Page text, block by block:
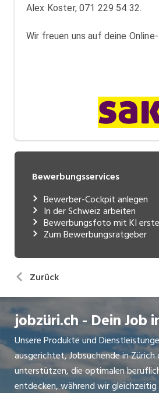
Alex Koster, 071 229 54 32.
Wir freuen uns auf deine
Bewerbungsservices
Bewerber-Cockpit anlegen
In der Schweiz arbeiten
Bewerbungsfoto mit KI
Zum Bewerbungsratgeber
Zurück
jobzüri.ch - Dein Job
Unsere Produkte und
ausgerichtet, Jobsuchende in Zürich
unterstützen, die optimalen
entdecken, während wir